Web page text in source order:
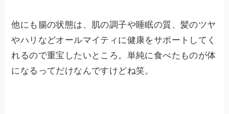
他にも腸の状態は、肌の調子や睡眠の質、髪のツヤ
やハリなどオールマイティに健康をサポートしてく
れるので重宝したいところ。単純に食べたものが体
になるってだけなんですけどね笑。